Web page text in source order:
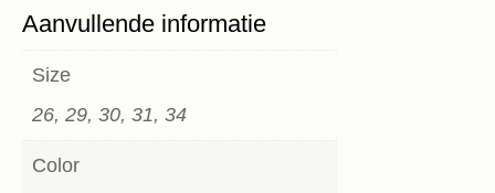
Aanvullende informatie
Size
26, 29, 30, 31, 34
Color